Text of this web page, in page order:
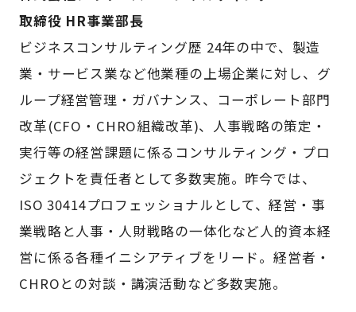
取締役 HR事業部長
ビジネスコンサルティング歴 24年の中で、製造
業・サービス業など他業種の上場企業に対し、グ
ループ経営管理・ガバナンス、コーポレート部門
改革(CFO・CHRO組織改革)、人事戦略の策定・
実行等の経営課題に係るコンサルティング・プロ
ジェクトを責任者として多数実施。昨今では、
ISO 30414プロフェッショナルとして、経営・事
業戦略と人事・人財戦略の一体化など人的資本経
営に係る各種イニシアティブをリード。経営者・
CHROとの対談・講演活動など多数実施。